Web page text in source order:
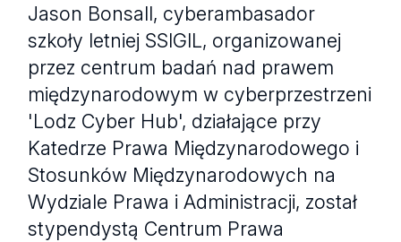
Jason Bonsall, cyberambasador
szkoły letniej SSIGIL, organizowanej
przez centrum badań nad prawem
międzynarodowym w cyberprzestrzeni
'Lodz Cyber Hub', działające przy
Katedrze Prawa Międzynarodowego i
Stosunków Międzynarodowych na
Wydziale Prawa i Administracji, został
stypendystą Centrum Prawa